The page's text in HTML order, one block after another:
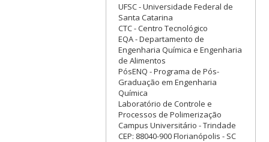
UFSC - Universidade Federal de
Santa Catarina
CTC - Centro Tecnológico
EQA - Departamento de
Engenharia Química e Engenharia
de Alimentos
PósENQ - Programa de Pós-
Graduação em Engenharia
Química
Laboratório de Controle e
Processos de Polimerização
Campus Universitário - Trindade
CEP: 88040-900 Florianópolis - SC